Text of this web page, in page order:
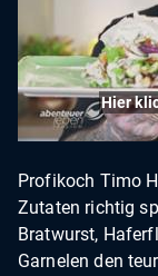
Hier
Profikoch Timo
Zutaten richtig
Bratwurst,
Garnelen den